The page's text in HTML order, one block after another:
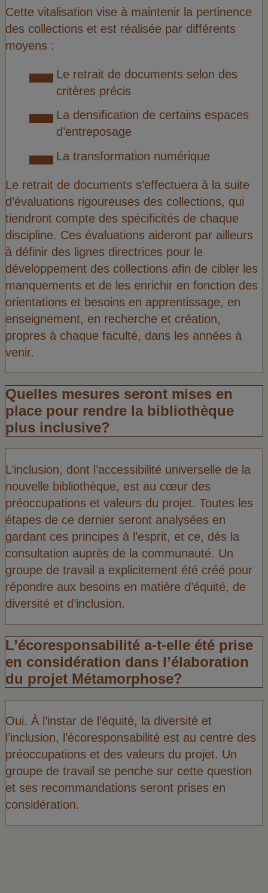
Cette vitalisation vise à maintenir la pertinence
des collections et est réalisée par différents
moyens :
Le retrait de documents selon des
critères précis
La densification de certains espaces
d’entreposage
La transformation numérique
Le retrait de documents s’effectuera à la suite
d’évaluations rigoureuses des collections, qui
tiendront compte des spécificités de chaque
discipline. Ces évaluations aideront par ailleurs
à définir des lignes directrices pour le
développement des collections afin de cibler les
manquements et de les enrichir en fonction des
orientations et besoins en apprentissage, en
enseignement, en recherche et création,
propres à chaque faculté, dans les années à
venir.
Quelles mesures seront mises en
place pour rendre la bibliothèque
plus inclusive?
L’inclusion, dont l’accessibilité universelle de la
nouvelle bibliothèque, est au cœur des
préoccupations et valeurs du projet. Toutes les
étapes de ce dernier seront analysées en
gardant ces principes à l’esprit, et ce, dès la
consultation auprès de la communauté. Un
groupe de travail a explicitement été créé pour
répondre aux besoins en matière d’équité, de
diversité et d’inclusion.
L’écoresponsabilité a-t-elle été prise
en considération dans l’élaboration
du projet Métamorphose?
Oui. À l’instar de l’équité, la diversité et
l’inclusion, l’écoresponsabilité est au centre des
préoccupations et des valeurs du projet. Un
groupe de travail se penche sur cette question
et ses recommandations seront prises en
considération.